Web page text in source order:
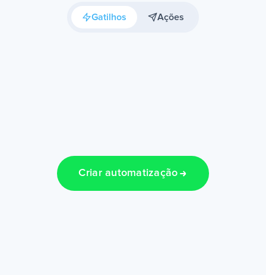
Gatilhos Ações
Criar automatização